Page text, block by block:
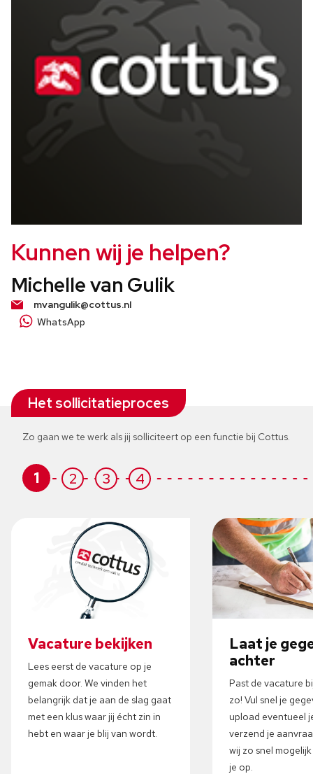
Kunnen wij je helpen?
Michelle van Gulik
mvangulik@cottus.nl
WhatsApp
Het sollicitatieproces
Zo gaan we te werk als jij solliciteert op een functie bij Cottus.
Vacature bekijken
Lees eerst de vacature op je
gemak door. We vinden het
belangrijk dat je aan de slag gaat
met een klus waar jij écht zin in
hebt en waar je blij van wordt.
Laat je
achter
Past de vacature
zo! Vul snel je
upload eventueel
verzend je
wij zo snel
je op.
1 2 3 4